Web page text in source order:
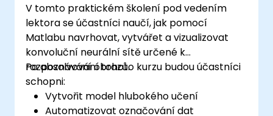
V tomto praktickém školení pod vedením
lektora se účastníci naučí, jak pomocí
Matlabu navrhovat, vytvářet a vizualizovat
konvoluční neurální sítě určené k
rozpoznávání obrazů.
Po absolvování tohoto kurzu budou účastníci
schopni:
Vytvořit model hlubokého učení
Automatizovat označování dat